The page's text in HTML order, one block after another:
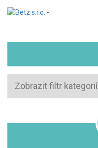
Zobrazit filtr kategorií